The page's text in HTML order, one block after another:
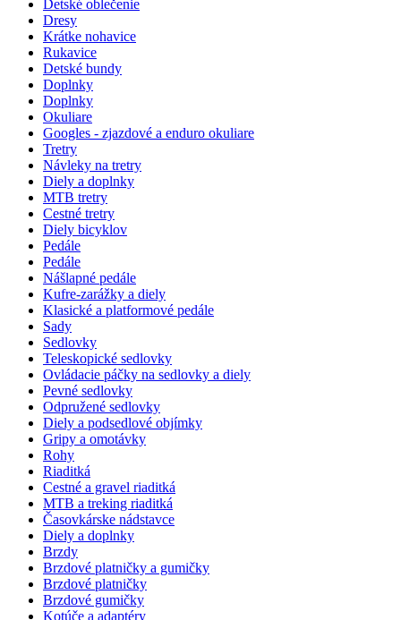
Detské oblečenie
Dresy
Krátke nohavice
Rukavice
Detské bundy
Doplnky
Doplnky
Okuliare
Googles - zjazdové a enduro okuliare
Tretry
Návleky na tretry
Diely a doplnky
MTB tretry
Cestné tretry
Diely bicyklov
Pedále
Pedále
Nášlapné pedále
Kufre-zarážky a diely
Klasické a platformové pedále
Sady
Sedlovky
Teleskopické sedlovky
Ovládacie páčky na sedlovky a diely
Pevné sedlovky
Odpružené sedlovky
Diely a podsedlové objímky
Gripy a omotávky
Rohy
Riaditká
Cestné a gravel riaditká
MTB a treking riaditká
Časovkárske nádstavce
Diely a doplnky
Brzdy
Brzdové platničky a gumičky
Brzdové platničky
Brzdové gumičky
Kotúče a adaptéry